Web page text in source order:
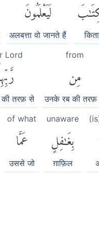
لَيَعْلَمُونَ
अलबत्ता वो जानते हैं
from
مِن
उनके रब की
Lord
तरफ़ से
unaware
بِغَٰفِلٍ
ग़ाफ़िल
of what
عَمَّا
उससे जो